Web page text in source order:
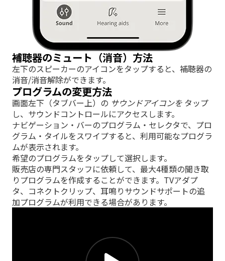
補聴器のミュート（消音）方法
左下のスピーカーのアイコンをタップすると、補聴器の
消音/消音解除ができます。
プログラムの変更方法
画面左下（タブバー上）の サウンドアイコンを タップ
し、サウンドコントロールにアクセスします。
ナビゲーション・バーのプログラム・セレクタで、プロ
グラム・タイルをスワイプすると、利用可能なプログラ
ムが表示されます。
希望のプログラムをタップして選択します。
販売店の専門スタッフに依頼して、最大4種類の聞き取
りプログラムを作成することができます。TVアダプ
タ、コネクトクリップ、耳鳴りサウンドサポートの追
加プログラムが利用できる場合があります。